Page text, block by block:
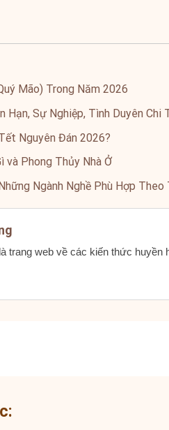
Mão) Trong Năm 2026
Hạn, Sự Nghiệp, Tình Duyên Chi
Nguyên Đán 2026?
và Phong Thủy Nhà Ở
Ngành Nghề Phù Hợp Theo
trang web về các kiến thức